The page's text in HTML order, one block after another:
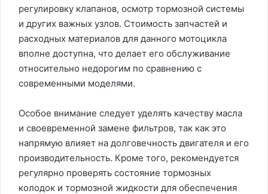
регулировку клапанов, осмотр тормозной системы
и других важных узлов. Стоимость запчастей и
расходных материалов для данного мотоцикла
вполне доступна, что делает его обслуживание
относительно недорогим по сравнению с
современными моделями.
Особое внимание следует уделять качеству масла
и своевременной замене фильтров, так как это
напрямую влияет на долговечность двигателя и его
производительность. Кроме того, рекомендуется
регулярно проверять состояние тормозных
колодок и тормозной жидкости для обеспечения